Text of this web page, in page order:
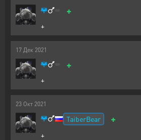
+
+
17 Дек 2021
+
+
23 Окт 2021
TaiberBear +
+